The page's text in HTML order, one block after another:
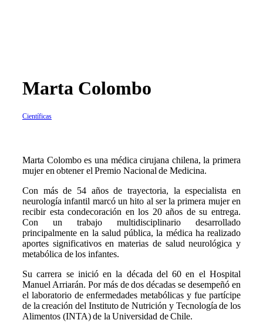
Marta Colombo
Científicas
Marta Colombo es una médica cirujana chilena, la primera
mujer en obtener el Premio Nacional de Medicina.
Con más de 54 años de trayectoria, la especialista en
neurología infantil marcó un hito al ser la primera mujer en
recibir esta condecoración en los 20 años de su entrega.
Con un trabajo multidisciplinario desarrollado
principalmente en la salud pública, la médica ha realizado
aportes significativos en materias de salud neurológica y
metabólica de los infantes.
Su carrera se inició en la década del 60 en el Hospital
Manuel Arriarán. Por más de dos décadas se desempeñó en
el laboratorio de enfermedades metabólicas y fue partícipe
de la creación del Instituto de Nutrición y Tecnología de los
Alimentos (INTA) de la Universidad de Chile.